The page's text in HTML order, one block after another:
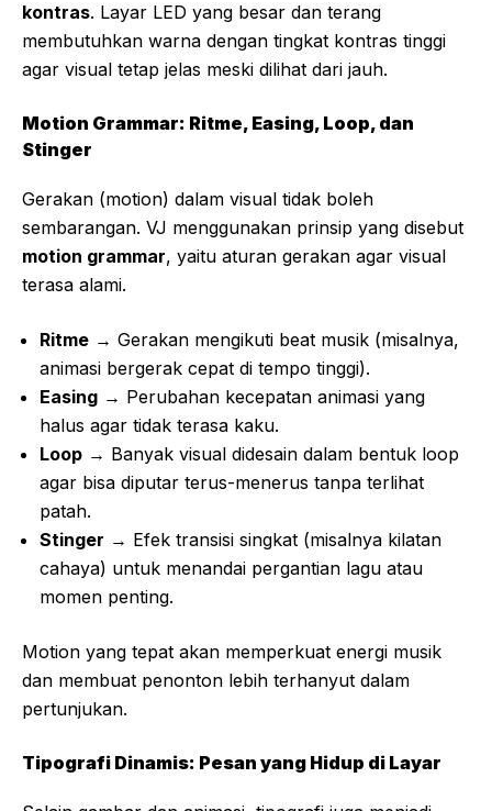
kontras. Layar LED yang besar dan terang
membutuhkan warna dengan tingkat kontras tinggi
agar visual tetap jelas meski dilihat dari jauh.
Motion Grammar: Ritme, Easing, Loop, dan
Stinger
Gerakan (motion) dalam visual tidak boleh
sembarangan. VJ menggunakan prinsip yang disebut
motion grammar, yaitu aturan gerakan agar visual
terasa alami.
Ritme → Gerakan mengikuti beat musik (misalnya,
animasi bergerak cepat di tempo tinggi).
Easing → Perubahan kecepatan animasi yang
halus agar tidak terasa kaku.
Loop → Banyak visual didesain dalam bentuk loop
agar bisa diputar terus-menerus tanpa terlihat
patah.
Stinger → Efek transisi singkat (misalnya kilatan
cahaya) untuk menandai pergantian lagu atau
momen penting.
Motion yang tepat akan memperkuat energi musik
dan membuat penonton lebih terhanyut dalam
pertunjukan.
Tipografi Dinamis: Pesan yang Hidup di Layar